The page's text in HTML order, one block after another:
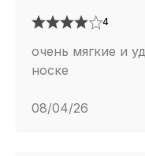
4
очень мягкие и
носке
08/04/26